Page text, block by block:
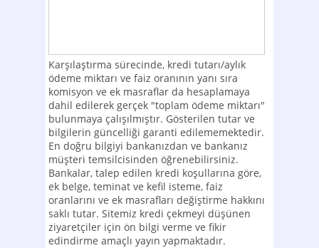
Karşılaştırma sürecinde, kredi tutarı/aylık
ödeme miktarı ve faiz oranının yanı sıra
komisyon ve ek masraflar da hesaplamaya
dahil edilerek gerçek "toplam ödeme miktarı"
bulunmaya çalışılmıştır. Gösterilen tutar ve
bilgilerin güncelliği garanti edilememektedir.
En doğru bilgiyi bankanızdan ve bankanız
müşteri temsilcisinden öğrenebilirsiniz.
Bankalar, talep edilen kredi koşullarına göre,
ek belge, teminat ve kefil isteme, faiz
oranlarını ve ek masrafları değiştirme hakkını
saklı tutar. Sitemiz kredi çekmeyi düşünen
ziyaretçiler için ön bilgi verme ve fikir
edindirme amaçlı yayın yapmaktadır.